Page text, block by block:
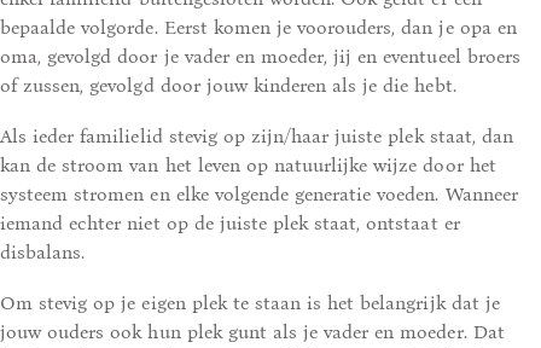
bepaalde volgorde. Eerst komen je voorouders, dan je opa en
oma, gevolgd door je vader en moeder, jij en eventueel broers
of zussen, gevolgd door jouw kinderen als je die hebt.
Als ieder familielid stevig op zijn/haar juiste plek staat, dan
kan de stroom van het leven op natuurlijke wijze door het
systeem stromen en elke volgende generatie voeden. Wanneer
iemand echter niet op de juiste plek staat, ontstaat er
disbalans.
Om stevig op je eigen plek te staan is het belangrijk dat je
jouw ouders ook hun plek gunt als je vader en moeder. Dat